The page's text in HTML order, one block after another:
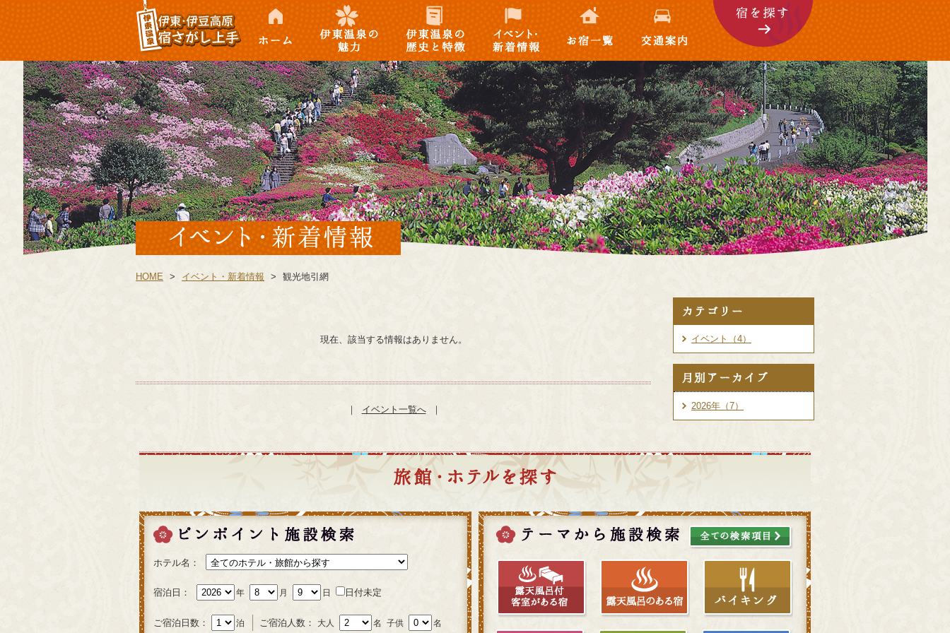
ホーム 伊東温泉の魅力
伊東温泉の歴史と特
徴
イベント・新着情
報
お宿一覧 交通案内 宿を探す
HOME > イベント・新着情報 > 観光地引網
現在、該当する情報はありません。
｜ イベント一覧へ｜
イベント（4）
2026年（7）
ホテル名：
宿泊日： 年 月 日 日付未定
ご宿泊日数： 泊 ご宿泊人数： 大人 名 子供 名